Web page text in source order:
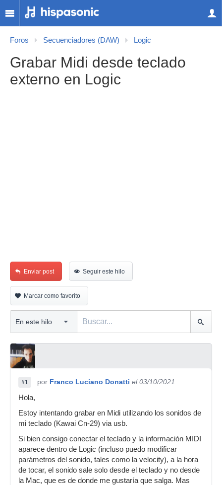
Foros Secuenciadores (DAW) Logic
Grabar Midi desde teclado
externo en Logic
Enviar post Seguir este hilo
Marcar como favorito
#1 por Franco Luciano Donatti el 03/10/2021
Hola,
Estoy intentando grabar en Midi utilizando los sonidos de
mi teclado (Kawai Cn-29) via usb.
Si bien consigo conectar el teclado y la información MIDI
aparece dentro de Logic (incluso puedo modificar
parámetros del sonido, tales como la velocity), a la hora
de tocar, el sonido sale solo desde el teclado y no desde
la Mac, que es de donde me gustaría que salga. Mas